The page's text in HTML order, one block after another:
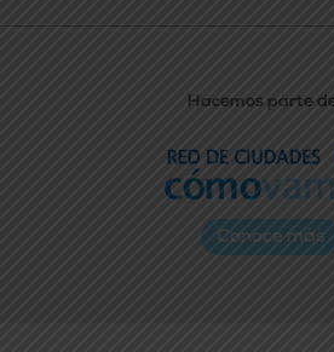
Hacemos parte
Conoce más